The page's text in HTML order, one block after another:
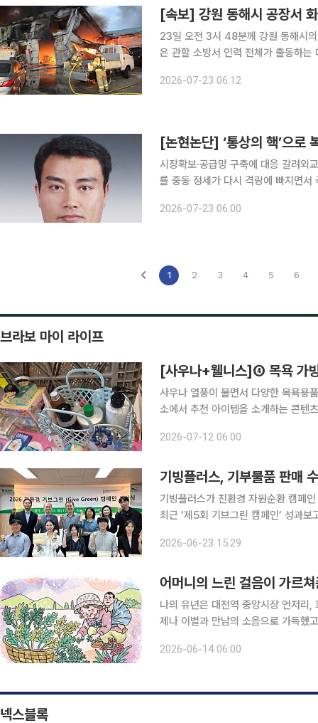
[속보] 강원 동해시 공장서
23일 오전 3시 48분께 강원 동해시의 한
은 관할 소방서 인력 전체가 출동하는
(구호동 236-10) 화재로 다량의 연기
2026-07-23 06:12
[논현논단] ‘통상의 핵’으로
시장확보·공급망 구축에 대응 갈려외
를 중동 정세가 다시 격랑에 빠지면서 국제유가와 천연가스 가격이 요동치고 있다. 호르무즈해협의
흔들고 있다. 에너지 위기가 곧 제조
2026-07-23 06:00
1 2 3 4 5 6
브라보 마이 라이프
[사우나+웰니스]④ 목욕 가
사우나 열풍이 불면서 다양한 목욕용
소에서 추천 아이템을 소개하는 콘텐
하게 나눈다. 들어가기 전에는 몸을
2026-07-12 06:00
기빙플러스, 기부물품 판매
기빙플러스가 친환경 자원순환 캠페인 ‘기
최근 ‘제5회 기브그린 캠페인’ 성과
이를 통해 환경 보호와 사회공헌을 동
2026-06-23 15:29
어머니의 느린 걸음이 가르
나의 유년은 대전역 중앙시장 언저리
제나 이별과 만남의 소음으로 가득했
집안의 기둥이 무너진 자리, 어머니는
2026-06-14 06:00
넥스블록